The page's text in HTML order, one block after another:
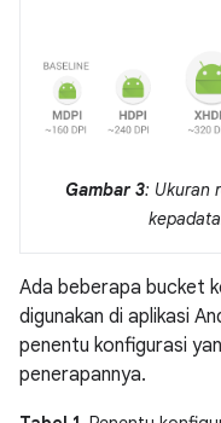
Gambar 3: Ukuran
Ada beberapa bucket
digunakan di aplikasi
penentu konfigurasi
penerapannya.